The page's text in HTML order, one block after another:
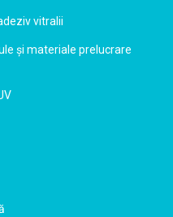
vitralii
şi materiale prelucrare